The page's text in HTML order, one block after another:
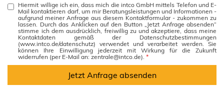
Hiermit willige ich ein, dass mich die intco GmbH mittels Telefon und E-
Mail kontaktieren darf, um mir Beratungsleistungen und Informationen -
aufgrund meiner Anfrage aus diesem Kontaktformular - zukommen zu
lassen. Durch das Anklicken auf den Button „Jetzt Anfrage absenden“
stimme ich dem ausdrücklich, freiwillig zu und akzeptiere, dass meine
Kontaktdaten gemäß der Datenschutzbestimmungen
(www.intco.de/datenschutz) verwendet und verarbeitet werden. Sie
können Ihre Einwilligung jederzeit mit Wirkung für die Zukunft
widerrufen (per E-Mail an: zentrale@intco.de).*